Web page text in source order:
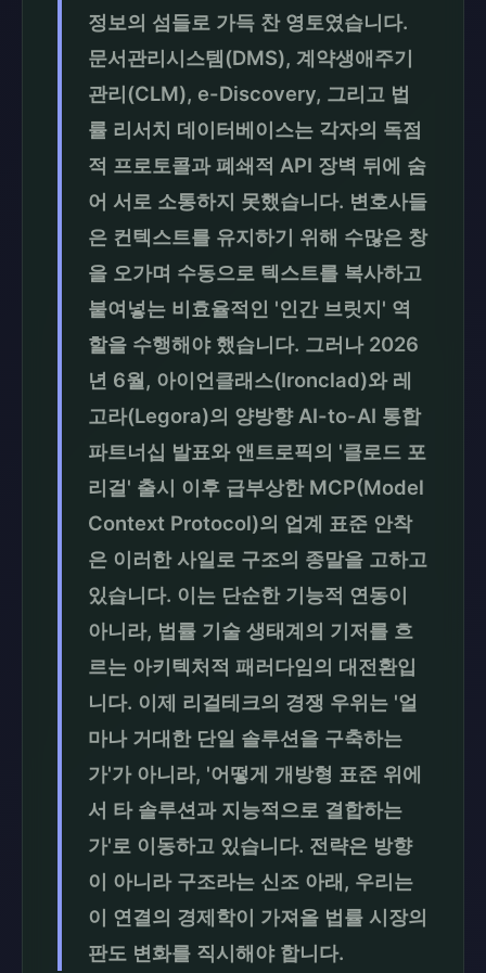
정보의 섬들로 가득 찬 영토였습니다.
문서관리시스템(DMS), 계약생애주기
관리(CLM), e-Discovery, 그리고 법
률 리서치 데이터베이스는 각자의 독점
적 프로토콜과 폐쇄적 API 장벽 뒤에 숨
어 서로 소통하지 못했습니다. 변호사들
은 컨텍스트를 유지하기 위해 수많은 창
을 오가며 수동으로 텍스트를 복사하고
붙여넣는 비효율적인 '인간 브릿지' 역
할을 수행해야 했습니다. 그러나 2026
년 6월, 아이언클래스(Ironclad)와 레
고라(Legora)의 양방향 AI-to-AI 통합
파트너십 발표와 앤트로픽의 '클로드 포
리걸' 출시 이후 급부상한 MCP(Model
Context Protocol)의 업계 표준 안착
은 이러한 사일로 구조의 종말을 고하고
있습니다. 이는 단순한 기능적 연동이
아니라, 법률 기술 생태계의 기저를 흐
르는 아키텍처적 패러다임의 대전환입
니다. 이제 리걸테크의 경쟁 우위는 '얼
마나 거대한 단일 솔루션을 구축하는
가'가 아니라, '어떻게 개방형 표준 위에
서 타 솔루션과 지능적으로 결합하는
가'로 이동하고 있습니다. 전략은 방향
이 아니라 구조라는 신조 아래, 우리는
이 연결의 경제학이 가져올 법률 시장의
판도 변화를 직시해야 합니다.